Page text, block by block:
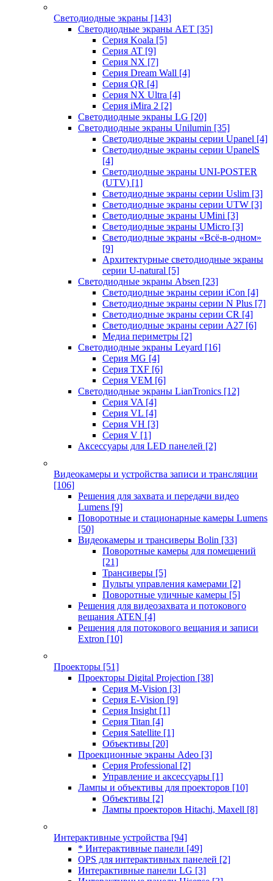
Светодиодные экраны [143]
Светодиодные экраны AET [35]
Cерия Koala [5]
Серия AT [9]
Серия NX [7]
Серия Dream Wall [4]
Серия QR [4]
Серия NX Ultra [4]
Серия iMira 2 [2]
Светодиодные экраны LG [20]
Светодиодные экраны Unilumin [35]
Светодиодные экраны серии Upanel [4]
Светодиодные экраны серии UpanelS
[4]
Светодиодные экраны UNI-POSTER
(UTV) [1]
Светодиодные экраны серии Uslim [3]
Светодиодные экраны серии UTW [3]
Светодиодные экраны UMini [3]
Светодиодные экраны UMicro [3]
Светодиодные экраны «Всё-в-одном»
[9]
Архитектурные светодиодные экраны
серии U-natural [5]
Светодиодные экраны Absen [23]
Светодиодные экраны серии iCon [4]
Светодиодные экраны серии N Plus [7]
Светодиодные экраны серии CR [4]
Светодиодные экраны серии А27 [6]
Медиа периметры [2]
Светодиодные экраны Leyard [16]
Серия MG [4]
Серия TXF [6]
Серия VEM [6]
Светодиодные экраны LianTronics [12]
Серия VA [4]
Серия VL [4]
Серия VH [3]
Серия V [1]
Аксессуары для LED панелей [2]
Видеокамеры и устройства записи и трансляции
[106]
Решения для захвата и передачи видео
Lumens [9]
Поворотные и стационарные камеры Lumens
[50]
Видеокамеры и трансиверы Bolin [33]
Поворотные камеры для помещений
[21]
Трансиверы [5]
Пульты управления камерами [2]
Поворотные уличные камеры [5]
Решения для видеозахвата и потокового
вещания ATEN [4]
Решения для потокового вещания и записи
Extron [10]
Проекторы [51]
Проекторы Digital Projection [38]
Серия M-Vision [3]
Серия E-Vision [9]
Серия Insight [1]
Серия Titan [4]
Серия Satellite [1]
Объективы [20]
Проекционные экраны Adeo [3]
Серия Professional [2]
Управление и аксессуары [1]
Лампы и объективы для проекторов [10]
Объективы [2]
Лампы проекторов Hitachi, Maxell [8]
Интерактивные устройства [94]
* Интерактивные панели [49]
OPS для интерактивных панелей [2]
Интерактивные панели LG [3]